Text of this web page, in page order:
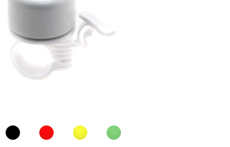
Resin body with reflector